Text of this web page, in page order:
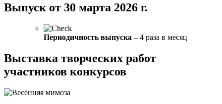
Выпуск от 30 марта 2026 г.
Периодичность выпуска –4 раза в месяц
Выставка творческих работ
участников конкурсов